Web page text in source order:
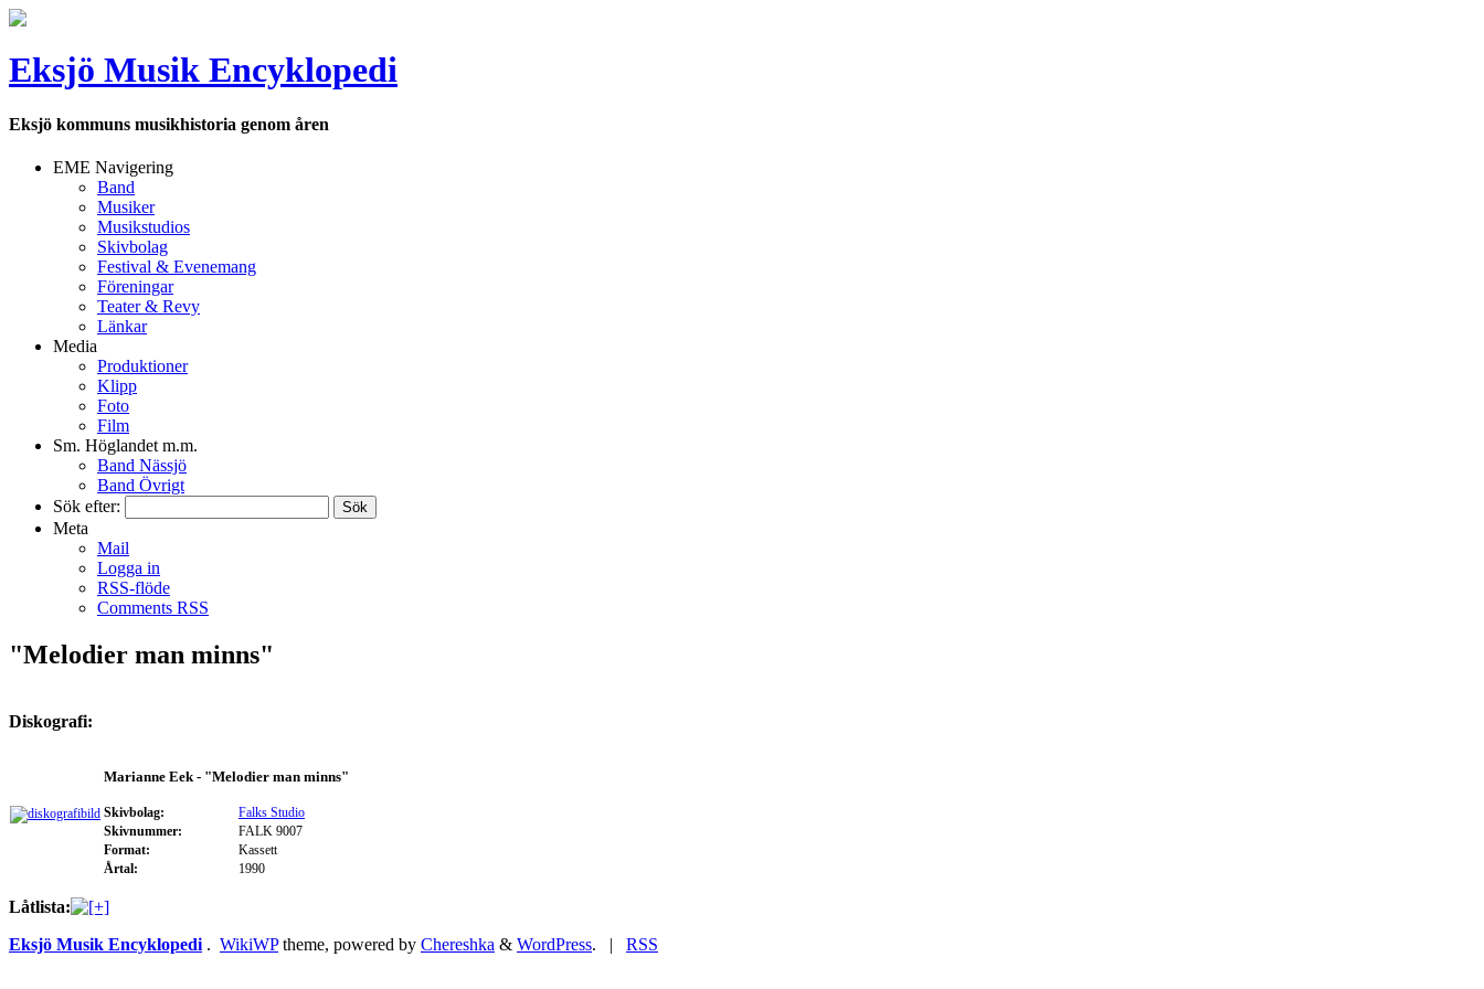
Eksjö Musik Encyklopedi
Eksjö kommuns musikhistoria genom åren
EME Navigering
Band
Musiker
Musikstudios
Skivbolag
Festival & Evenemang
Föreningar
Teater & Revy
Länkar
Media
Produktioner
Klipp
Foto
Film
Sm. Höglandet m.m.
Band Nässjö
Band Övrigt
Sök efter:
Meta
Mail
Logga in
RSS-flöde
Comments RSS
"Melodier man minns"
Diskografi:
Marianne Eek - "Melodier man minns"
Skivbolag:
Falks Studio
Skivnummer:
FALK 9007
Format:
Kassett
Årtal:
1990
Låtlista:
Eksjö Musik Encyklopedi . WikiWPtheme, powered by Chereshka & WordPress. | RSS